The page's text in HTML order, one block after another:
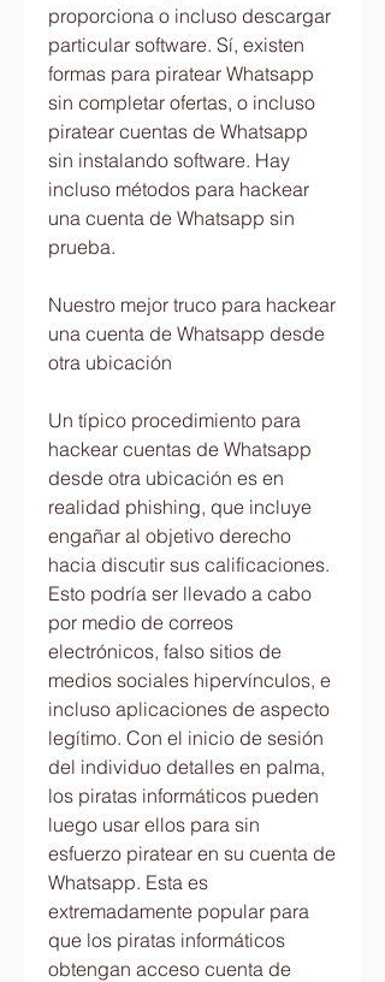
proporciona o incluso descargar
particular software. Sí, existen
formas para piratear Whatsapp
sin completar ofertas, o incluso
piratear cuentas de Whatsapp
sin instalando software. Hay
incluso métodos para hackear
una cuenta de Whatsapp sin
prueba.
Nuestro mejor truco para hackear
una cuenta de Whatsapp desde
otra ubicación
Un típico procedimiento para
hackear cuentas de Whatsapp
desde otra ubicación es en
realidad phishing, que incluye
engañar al objetivo derecho
hacia discutir sus calificaciones.
Esto podría ser llevado a cabo
por medio de correos
electrónicos, falso sitios de
medios sociales hipervínculos, e
incluso aplicaciones de aspecto
legítimo. Con el inicio de sesión
del individuo detalles en palma,
los piratas informáticos pueden
luego usar ellos para sin
esfuerzo piratear en su cuenta de
Whatsapp. Esta es
extremadamente popular para
que los piratas informáticos
obtengan acceso cuenta de